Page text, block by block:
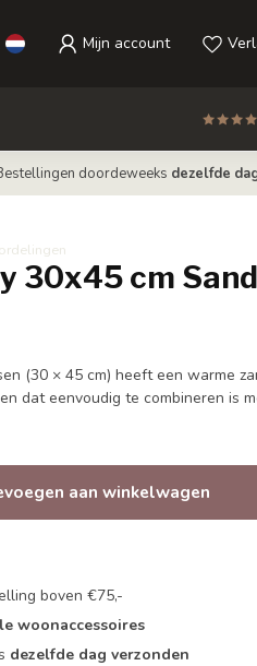
Mijn account
doordeweeks dezelfde
30x45 cm Sand
(30 × 45 cm) heeft een warme
dat eenvoudig te combineren is
aan winkelwagen
boven €75,-
woonaccessoires
dezelfde dag verzonden